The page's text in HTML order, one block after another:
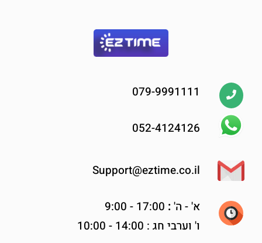
079-9991111
052-4124126
Support@eztime.co.il
א' - ה':
ו' וערבי חג : 14:00 - 10:00